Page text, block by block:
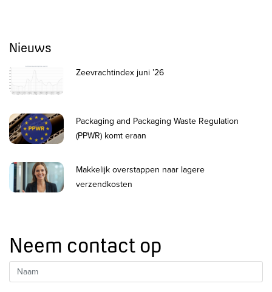
Nieuws
Zeevrachtindex juni ’26
Packaging and Packaging Waste Regulation
(PPWR) komt eraan
Makkelijk overstappen naar lagere
verzendkosten
Neem contact op